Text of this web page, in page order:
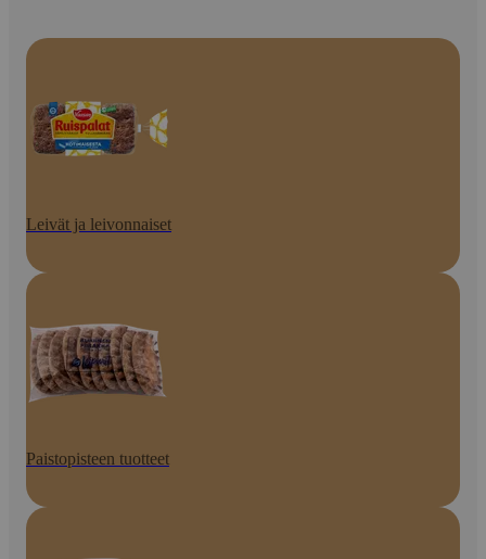
Leivät ja leivonnaiset
Paistopisteen tuotteet